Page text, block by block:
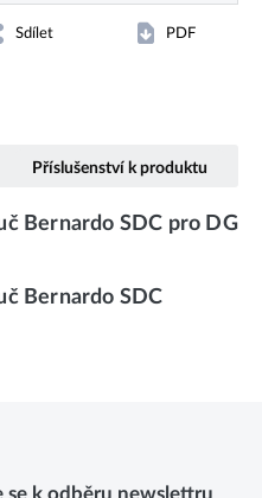
Sdílet PDF
Příslušenství k produktu
Bernardo SDC pro DG
Bernardo SDC